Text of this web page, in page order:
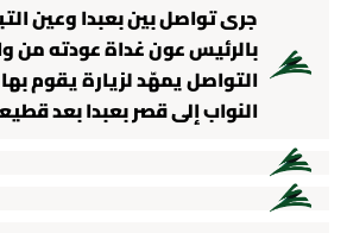
جرى تواصل بين بعبدا وعين
بالرئيس عون غداة عودته من
التواصل يمهّد لزيارة يقوم
النواب إلى قصر بعبدا بعد